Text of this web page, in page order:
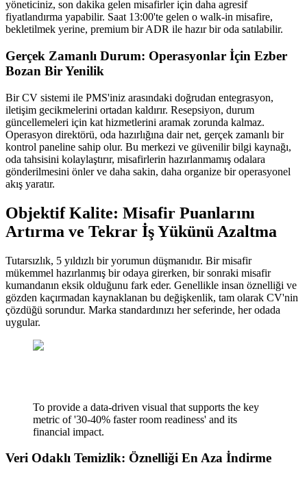
yöneticiniz, son dakika gelen misafirler için daha agresif
fiyatlandırma yapabilir. Saat 13:00'te gelen o walk-in misafire,
bekletilmek yerine, premium bir ADR ile hazır bir oda satılabilir.
Gerçek Zamanlı Durum: Operasyonlar İçin Ezber
Bozan Bir Yenilik
Bir CV sistemi ile PMS'iniz arasındaki doğrudan entegrasyon,
iletişim gecikmelerini ortadan kaldırır. Resepsiyon, durum
güncellemeleri için kat hizmetlerini aramak zorunda kalmaz.
Operasyon direktörü, oda hazırlığına dair net, gerçek zamanlı bir
kontrol paneline sahip olur. Bu merkezi ve güvenilir bilgi kaynağı,
oda tahsisini kolaylaştırır, misafirlerin hazırlanmamış odalara
gönderilmesini önler ve daha sakin, daha organize bir operasyonel
akış yaratır.
Objektif Kalite: Misafir Puanlarını
Artırma ve Tekrar İş Yükünü Azaltma
Tutarsızlık, 5 yıldızlı bir yorumun düşmanıdır. Bir misafir
mükemmel hazırlanmış bir odaya girerken, bir sonraki misafir
kumandanın eksik olduğunu fark eder. Genellikle insan öznelliği ve
gözden kaçırmadan kaynaklanan bu değişkenlik, tam olarak CV'nin
çözdüğü sorundur. Marka standardınızı her seferinde, her odada
uygular.
To provide a data-driven visual that supports the key
metric of '30-40% faster room readiness' and its
financial impact.
Veri Odaklı Temizlik: Öznelliği En Aza İndirme